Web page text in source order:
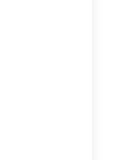
vers votre
du temps,
canal très direct.
est que la gestion